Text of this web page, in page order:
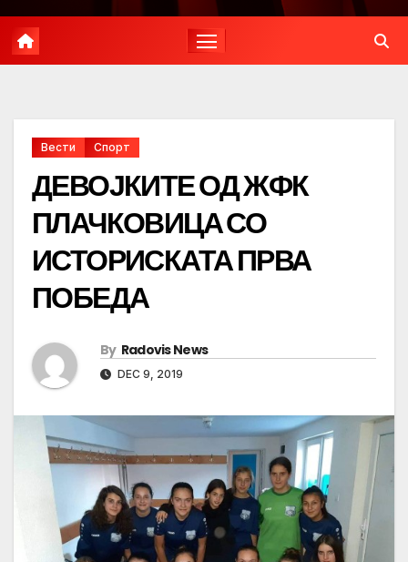
Вести Спорт
ДЕВОЈКИТЕ ОД ЖФК
ПЛАЧКОВИЦА СО
ИСТОРИСКАТА ПРВА
ПОБЕДА
By Radovis News
DEC 9, 2019